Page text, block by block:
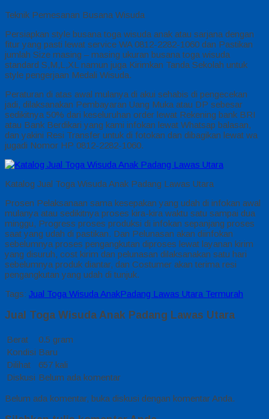
Teknik Pemesanan Busana Wisuda
Persiapkan style busana toga wisuda anak atau sarjana dengan
fitur yang pasti lewat service WA 0812-2282-1060 dan Pastikan
jumlah Size masing – masing ukuran busana toga wisuda
standard S,M,L,XL namun juga Kirimkan Tanda Sekolah untuk
style pengerjaan Medali Wisuda.
Peraturan di atas awal mulanya di akui sehabis di pengecekan
jadi, dilaksanakan Pembayaran Uang Muka atau DP sebesar
sedikitnya 50% dari keseluruhan order lewat Rekening bank BRI
atau Bank Berdikari yang kami infokan lewat Whatsap balasan,
dan yakini Resi Transfer untuk di fotokan dan dibagikan lewat wa
jugadi Nomor HP 0812-2282-1060.
Katalog Jual Toga Wisuda Anak Padang Lawas Utara
Prosen Pelaksanaan sama kesepakan yang udah di infokan awal
mulanya atau sedikitnya proses kira-kira waktu satu sampai dua
minggu, Progress proses produksi di infokan sepanjang proses
saat yang udah di pastikan. Dan Pelunasan akan diinfokan
sebelumnya proses pengangkutan diproses lewat layanan kirim
yang disuruh, cost kirim dan pelunasan dilaksanakan satu hari
sebelumnya produk diantar, dan Costumer akan terima resi
pengangkutan yang udah di tunjuk.
Tags: Jual Toga Wisuda AnakPadang Lawas Utara Termurah
Jual Toga Wisuda Anak Padang Lawas Utara
Berat
0.5 gram
Kondisi Baru
Dilihat
657 kali
Diskusi Belum ada komentar
Belum ada komentar, buka diskusi dengan komentar Anda.